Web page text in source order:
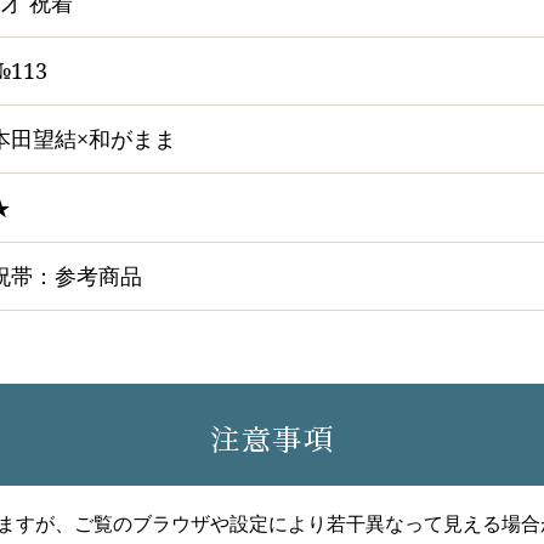
田望結×和がまま
帯：参考商品
注意事項
が、ご覧のブラウザや設定により若干異なって見える場